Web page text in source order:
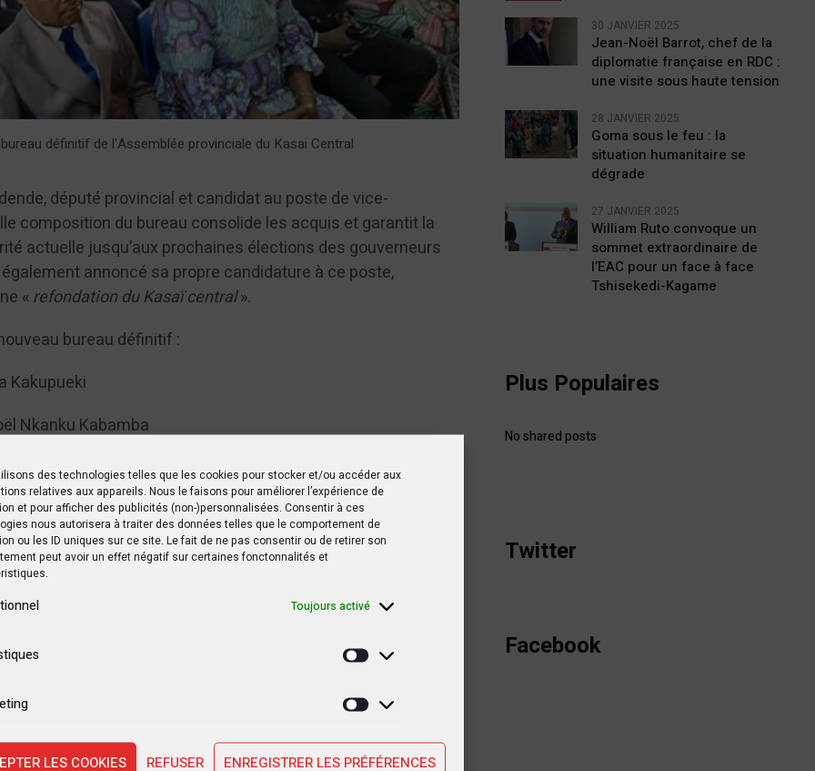
des technologies telles que les cookies pour stocker et/ou accéder aux
relatives aux appareils. Nous le faisons pour améliorer l’expérience de
et pour afficher des publicités (non-)personnalisées. Consentir à ces
nous autorisera à traiter des données telles que le comportement de
ou les ID uniques sur ce site. Le fait de ne pas consentir ou de retirer son
peut avoir un effet négatif sur certaines fonctonnalités et
Toujours activé
Statistiques
Marketing
LES COOKIES REFUSER ENREGISTRER LES PRÉFÉRENCES
définitif de l’Assemblée provinciale du Kasai Central
député provincial et candidat au poste de vice-
composition du bureau consolide les acquis et garantit la
actuelle jusqu’aux prochaines élections des gouverneurs
annoncé sa propre candidature à ce poste,
« refondation du Kasaï central».
bureau définitif :
Kakupueki
Nkanku Kabamba
Tshiaba
Mazala Muamba
du nouveau bureau ont été installés le jour même de leur
central : le bureau provisoire de l’Assemblée provinciale a été
PrintPartager
30 JANVIER 2025
Jean-Noël Barrot, chef de la
diplomatie française en RDC :
une visite sous haute tension
28 JANVIER 2025
Goma sous le feu : la
situation humanitaire se
dégrade
27 JANVIER 2025
William Ruto convoque un
sommet extraordinaire de
l’EAC pour un face à face
Tshisekedi-Kagame
Plus Populaires
No shared posts
Twitter
Facebook